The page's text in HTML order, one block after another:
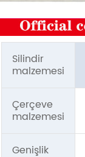
Silindir
malzemesi
Çerçeve
malzemesi
Genişlik